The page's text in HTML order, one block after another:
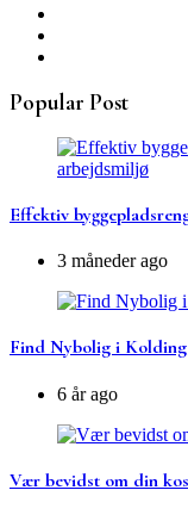
Popular Post
Effektiv
3 måneder ago
Find Nybolig i
6 år ago
Vær bevidst om din